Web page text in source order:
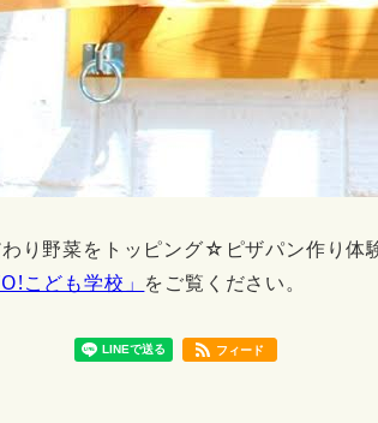
り野菜をトッピング☆ピザパン作り
こども学校」 をご覧ください。
フィード